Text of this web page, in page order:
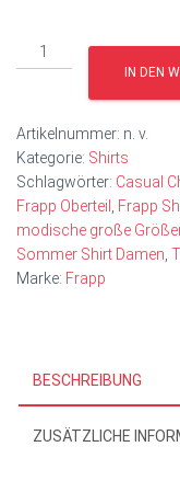
IN DEN
Artikelnummer: n. v.
Kategorie: Shirts
Schlagwörter: Casual
Frapp Oberteil , Frapp
modische große
Sommer Shirt Damen,
Marke: Frapp
BESCHREIBUNG
ZUSÄTZLICHE